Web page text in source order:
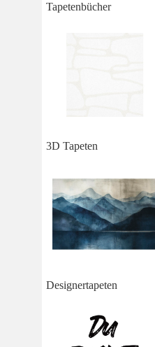
Tapetenbücher
3D Tapeten
Designertapeten